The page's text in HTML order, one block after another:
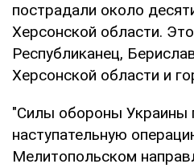
пострадали около
Херсонской области.
Республиканец,
Херсонской области и
"Силы обороны Украины
наступательную
Мелитопольском